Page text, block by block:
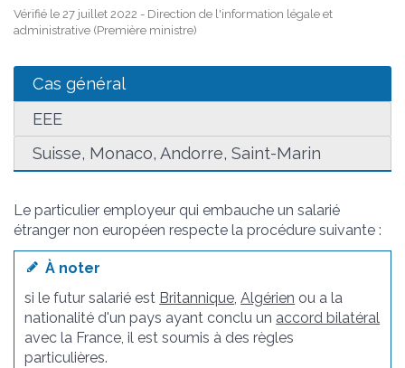
Vérifié le 27 juillet 2022 - Direction de l'information légale et
administrative (Première ministre)
Cas général
EEE
Suisse, Monaco, Andorre, Saint-Marin
Le particulier employeur qui embauche un salarié
étranger non européen respecte la procédure suivante :
À noter
si le futur salarié est Britannique,Algérien ou a la
nationalité d'un pays ayant conclu un accord bilatéral
avec la France, il est soumis à des règles
particulières.